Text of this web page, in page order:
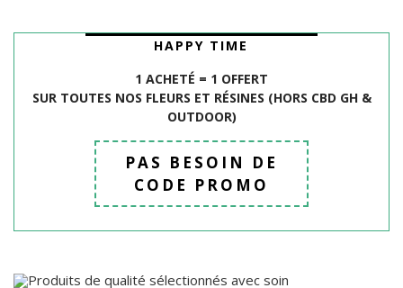
HAPPY TIME
1 ACHETÉ = 1 OFFERT
SUR TOUTES NOS FLEURS ET RÉSINES (HORS CBD GH &
OUTDOOR)
PAS BESOIN DE
CODE PROMO